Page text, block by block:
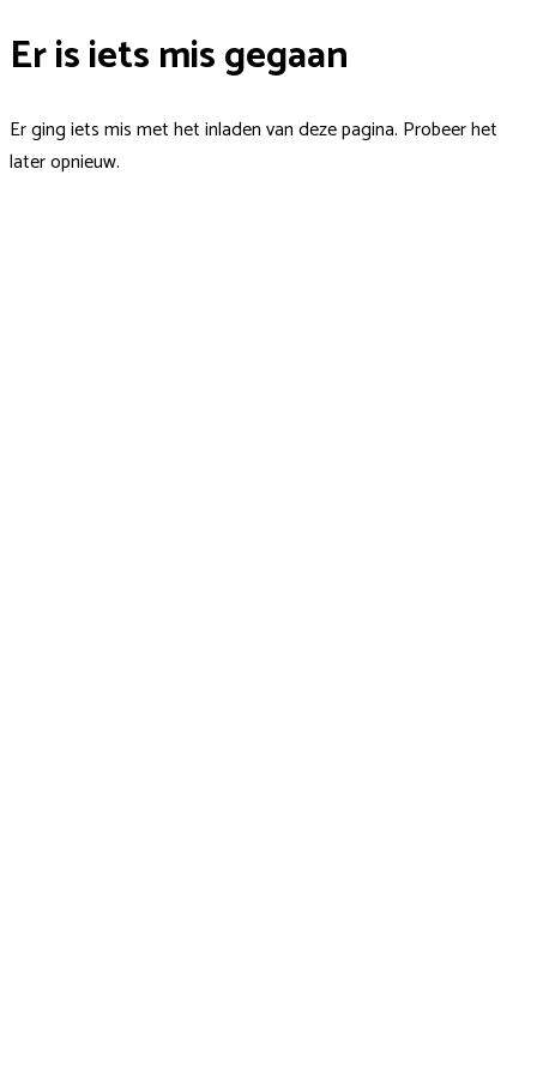
Er is iets mis gegaan
Er ging iets mis met het inladen van deze pagina. Probeer het
later opnieuw.